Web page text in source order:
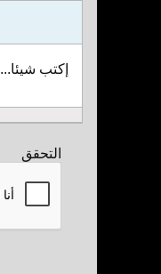
إكتب شيئا...
التحقق